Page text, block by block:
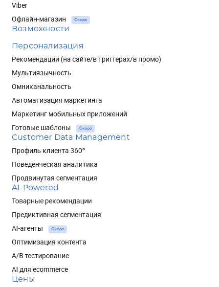
Viber
Офлайн-магазин
Скоро
Возможности
Персонализация
Рекомендации (на сайте/в триггерах/в промо)
Мультиязычность
Омниканальность
Автоматизация маркетинга
Маркетинг мобильных приложений
Готовые шаблоны
Скоро
Customer Data Management
Профиль клиента 360°
Поведенческая аналитика
Продвинутая сегментация
AI-Powered
Товарные рекомендации
Предиктивная сегментация
AI-агенты
Скоро
Оптимизация контента
A/B тестирование
AI для ecommerce
Цены